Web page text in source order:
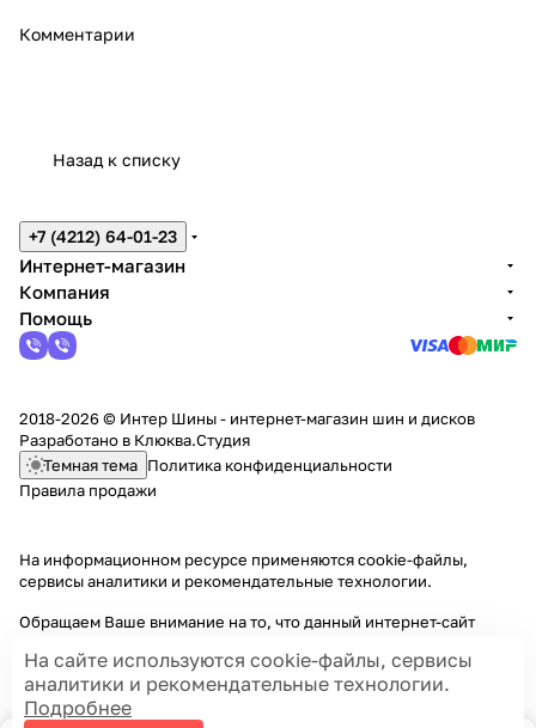
Комментарии
Назад к списку
+7 (4212) 64-01-23
Интернет-магазин
Компания
Помощь
2018-2026 © Интер Шины - интернет-магазин шин и дисков
Разработано в Клюква.Студия
Темная тема Политика конфиденциальности
Правила продажи
На информационном ресурсе применяютсяcookie-файлы,
сервисы аналитики и рекомендательные технологии.
Обращаем Ваше внимание на то, что данный интернет-сайт
условиях информационные материалы и цены, размещенные на
сайте, не являются публичной офертой, определяемой
положениями Статей 435 и 437 Гражданского кодекса РФ.
На сайте используются cookie-файлы, сервисы
аналитики и рекомендательные технологии.
Подробнее